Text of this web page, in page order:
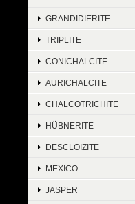
GRANDIDIERITE
TRIPLITE
CONICHALCITE
AURICHALCITE
CHALCOTRICHITE
HÜBNERITE
DESCLOIZITE
MEXICO
JASPER